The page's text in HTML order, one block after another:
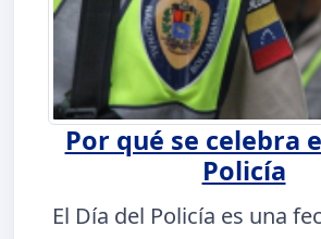
Por qué se celebra
Policía
El Día del Policía es una